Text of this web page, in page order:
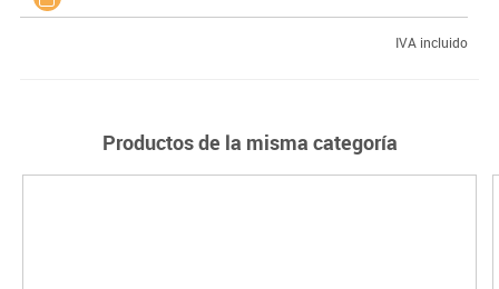
IVA incluido
Productos de la misma categoría